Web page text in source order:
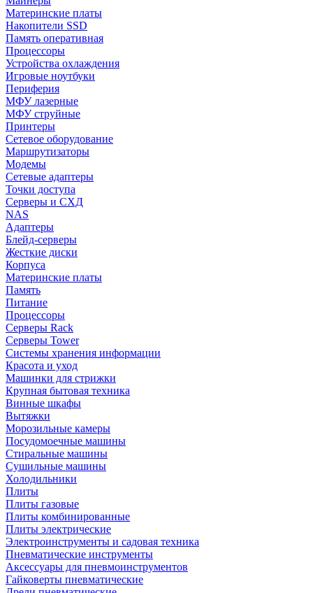
Материнские платы
Накопители SSD
Память оперативная
Процессоры
Устройства охлаждения
Игровые ноутбуки
Периферия
МФУ лазерные
МФУ струйные
Принтеры
Сетевое оборудование
Маршрутизаторы
Модемы
Сетевые адаптеры
Точки доступа
Серверы и СХД
NAS
Адаптеры
Блейд-серверы
Жесткие диски
Корпуса
Материнские платы
Память
Питание
Процессоры
Серверы Rack
Серверы Tower
Системы хранения информации
Красота и уход
Машинки для стрижки
Крупная бытовая техника
Винные шкафы
Вытяжки
Морозильные камеры
Посудомоечные машины
Стиральные машины
Сушильные машины
Холодильники
Плиты
Плиты газовые
Плиты комбинированные
Плиты электрические
Электроинструменты и садовая техника
Пневматические инструменты
Аксессуары для пневмоинструментов
Гайковерты пневматические